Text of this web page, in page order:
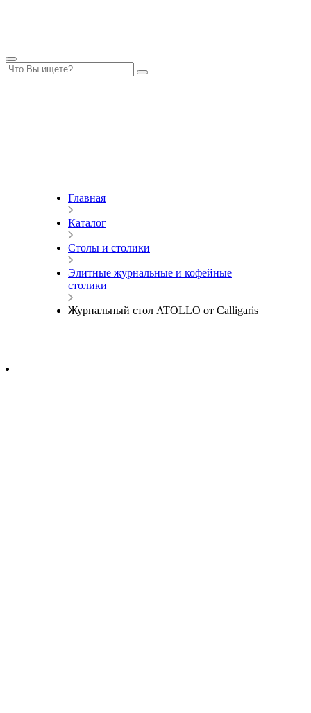
Главная
Каталог
Столы и столики
Элитные журнальные и кофейные
столики
Журнальный стол ATOLLO от Calligaris